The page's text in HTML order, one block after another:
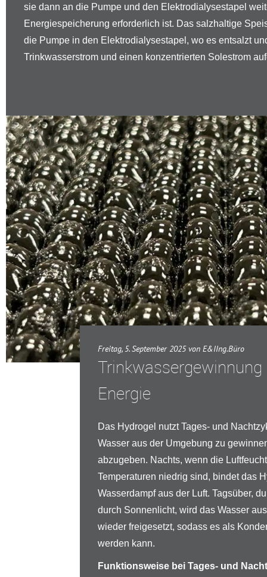
sie dann an die Pumpe und den Elektrodialysestapel
Energiespeicherung erforderlich ist. Das salzhaltige
die Pumpe in den Elektrodialysestapel, wo es entsalzt
Trinkwasserstrom und einen konzentrierten Solestrom
Freitag, 5. September 2025 von E&IIng.Büro
Trinkwassergewinnung
Energie
Das Hydrogel nutzt Tages- und
Wasser aus der Umgebung zu
abzugeben. Nachts, wenn die
Temperaturen niedrig sind, bindet das
Wasserdampf aus der Luft. Tagsüber,
durch Sonnenlicht, wird das Wasser
wieder freigesetzt, sodass es als
werden kann.
Funktionsweise bei Tages- und